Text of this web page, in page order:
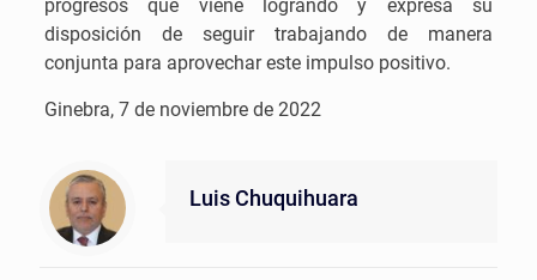
progresos que viene logrando y expresa su
disposición de seguir trabajando de manera
conjunta para aprovechar este impulso positivo.
Ginebra, 7 de noviembre de 2022
Luis Chuquihuara